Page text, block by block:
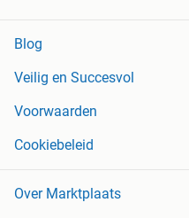
Blog
Veilig en Succesvol
Voorwaarden
Cookiebeleid
Over Marktplaats